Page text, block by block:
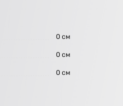
0 см
0 см
0 см